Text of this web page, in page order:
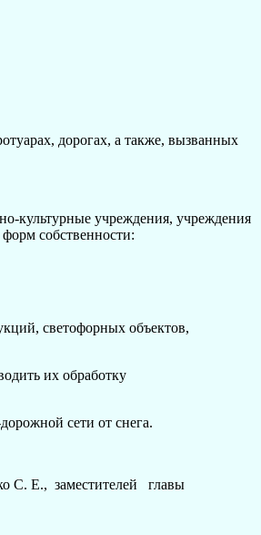
дорогах, а также, вызванных
культурные учреждения, учреждения
собственности:
светофорных объектов,
их обработку
дорожной сети от снега.
С. Е., заместителей главы